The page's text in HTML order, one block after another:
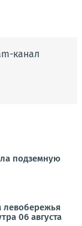
канал
подземную
левобережья
06 августа